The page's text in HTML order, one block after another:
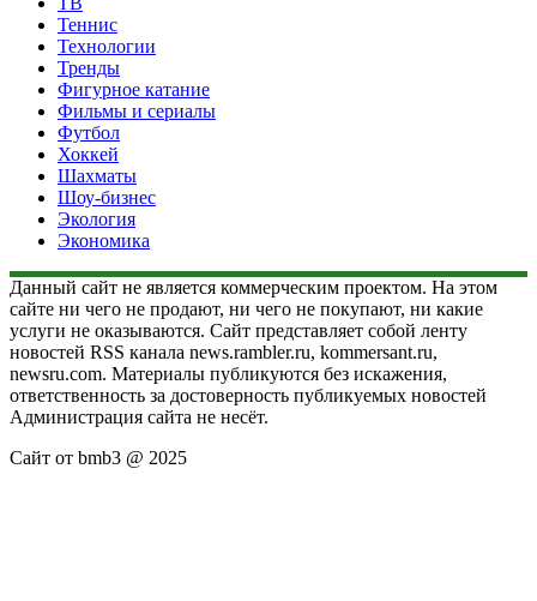
Теннис
Технологии
Тренды
Фигурное катание
Фильмы и сериалы
Футбол
Хоккей
Шахматы
Шоу-бизнес
Экология
Экономика
Данный сайт не является коммерческим проектом. На этом
сайте ни чего не продают, ни чего не покупают, ни какие
услуги не оказываются. Сайт представляет собой ленту
новостей RSS канала news.rambler.ru, kommersant.ru,
newsru.com. Материалы публикуются без искажения,
ответственность за достоверность публикуемых новостей
Администрация сайта не несёт.
Сайт от bmb3 @ 2025